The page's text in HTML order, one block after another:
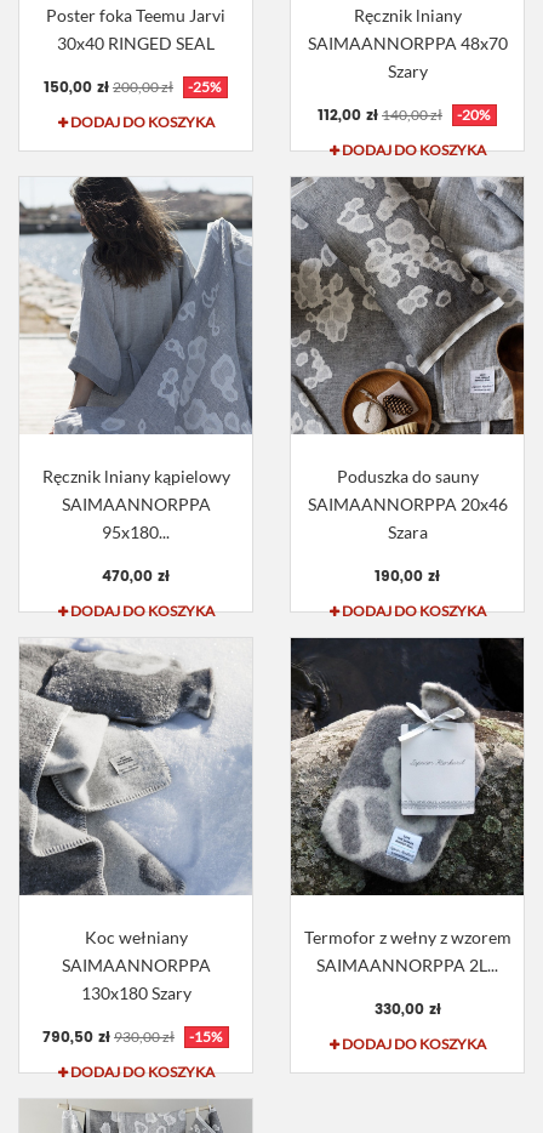
Poster foka Teemu Jarvi
30x40 RINGED SEAL
150,00 zł 200,00 zł
-25%
DODAJ DO KOSZYKA
Ręcznik lniany
SAIMAANNORPPA 48x70
Szary
112,00 zł 140,00 zł
-20%
DODAJ DO KOSZYKA
Ręcznik lniany kąpielowy
SAIMAANNORPPA
95x180...
470,00 zł
DODAJ DO KOSZYKA
Poduszka do sauny
SAIMAANNORPPA 20x46
Szara
190,00 zł
DODAJ DO KOSZYKA
Koc wełniany
SAIMAANNORPPA
130x180 Szary
790,50 zł 930,00 zł
-15%
DODAJ DO KOSZYKA
Termofor z wełny z wzorem
SAIMAANNORPPA 2L...
330,00 zł
DODAJ DO KOSZYKA